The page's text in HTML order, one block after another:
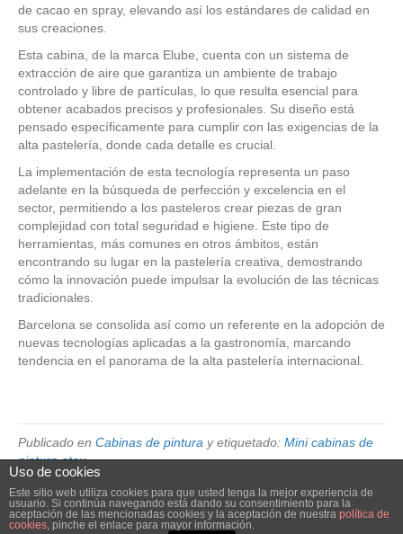
de cacao en spray, elevando así los estándares de calidad en
sus creaciones.
Esta cabina, de la marca Elube, cuenta con un sistema de
extracción de aire que garantiza un ambiente de trabajo
controlado y libre de partículas, lo que resulta esencial para
obtener acabados precisos y profesionales. Su diseño está
pensado específicamente para cumplir con las exigencias de la
alta pastelería, donde cada detalle es crucial.
La implementación de esta tecnología representa un paso
adelante en la búsqueda de perfección y excelencia en el
sector, permitiendo a los pasteleros crear piezas de gran
complejidad con total seguridad e higiene. Este tipo de
herramientas, más comunes en otros ámbitos, están
encontrando su lugar en la pastelería creativa, demostrando
cómo la innovación puede impulsar la evolución de las técnicas
tradicionales.
Barcelona se consolida así como un referente en la adopción de
nuevas tecnologías aplicadas a la gastronomía, marcando
tendencia en el panorama de la alta pastelería internacional.
Publicado en Cabinas de pintura y etiquetado: Mini cabinas de
pintura atex
© 2026 Elube. Aspiración y Filtración Industrial. |Powered byBeaver
Builder
Uso de cookies
Este sitio web utiliza cookies para que usted tenga la mejor experiencia de
usuario. Si continúa navegando está dando su consentimiento para la
aceptación de las mencionadas cookies y la aceptación de nuestra política de
cookies, pinche el enlace para mayor información.